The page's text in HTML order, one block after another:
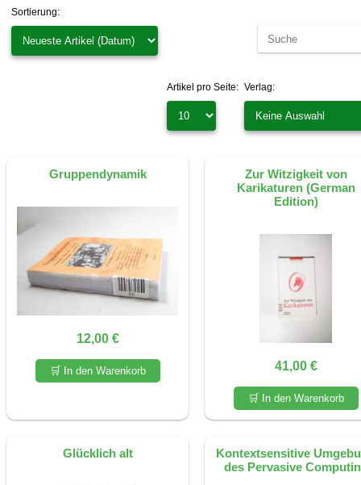
Sortierung:
Artikel pro Seite: Verlag:
Gruppendynamik
12,00 €
🛒 In den Warenkorb
Zur Witzigkeit von
Karikaturen (German
Edition)
41,00 €
🛒 In den Warenkorb
Glücklich alt
Kontextsensitive
des Pervasive